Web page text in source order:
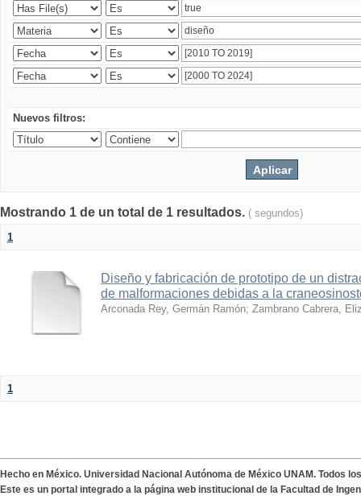
Nuevos filtros:
Mostrando 1 de un total de 1 resultados. ( segundos)
1
Diseño y fabricación de prototipo de un
de malformaciones debidas a la
Arconada Rey, Germán Ramón; Zambrano Cabrera,
1
Hecho en México. Universidad Nacional Autónoma de México UNAM. Todos
Este es un portal integrado a la página web institucional de la Facultad de